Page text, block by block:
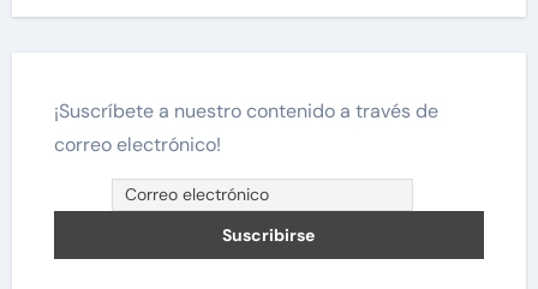
¡Suscríbete a nuestro contenido a través de
correo electrónico!